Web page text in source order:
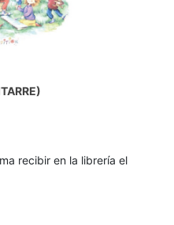
recibir en la librería el